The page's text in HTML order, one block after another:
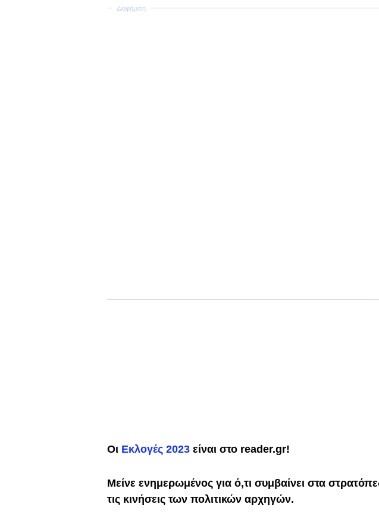
Οι Εκλογές 2023είναι στο reader.gr!
Μείνε ενημερωμένος για ό,τι συμβαίνει στα
τις κινήσεις των πολιτικών αρχηγών.